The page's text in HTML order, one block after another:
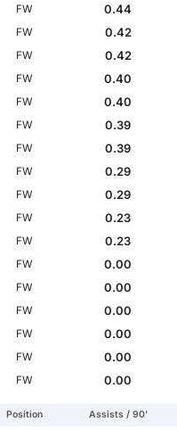
FW
0.44
FW
0.42
FW
0.42
FW
0.40
FW
0.40
FW
0.39
FW
0.39
FW
0.29
FW
0.29
FW
0.23
FW
0.23
FW
0.00
FW
0.00
FW
0.00
FW
0.00
FW
0.00
FW 0.00
Position Assists / 90'